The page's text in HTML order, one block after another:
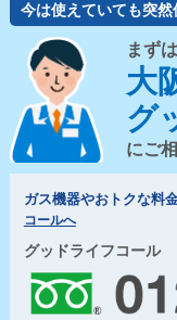
今は使えていても突然
まずは
大
グ
にご
ガス機器やおトクな料
コールへ
グッドライフコール